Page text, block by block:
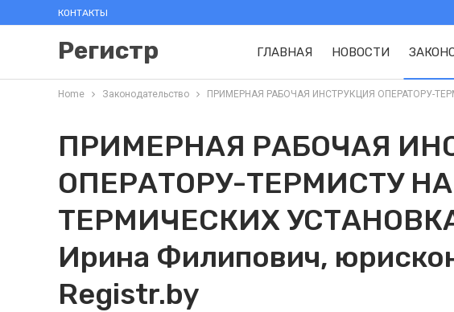
КОНТАКТЫ
Регистр ГЛАВНАЯ НОВОСТИ
Home Законодательство ПРИМЕРНАЯ РАБОЧАЯ ИНСТРУКЦИЯ ОПЕРАТОРУ-
ПРИМЕРНАЯ РАБОЧАЯ
ОПЕРАТОРУ-ТЕРМИСТУ
ТЕРМИЧЕСКИХ
Ирина Филипович,
Registr.by